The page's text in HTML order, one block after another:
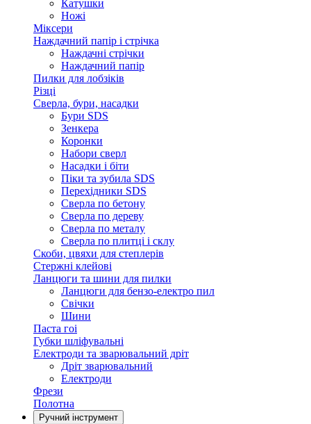
Катушки
Ножі
Міксери
Наждачний папір і стрічка
Наждачні стрічки
Наждачний папір
Пилки для лобзіків
Різці
Сверла, бури, насадки
Бури SDS
Зенкера
Коронки
Набори сверл
Насадки і біти
Піки та зубила SDS
Перехідники SDS
Сверла по бетону
Сверла по дереву
Сверла по металу
Сверла по плитці і склу
Скоби, цвяхи для степлерів
Стержні клейові
Ланцюги та шини для пилки
Ланцюги для бензо-електро пил
Свічки
Шини
Паста гоі
Губки шліфувальні
Електроди та зварювальний дріт
Дріт зварювальний
Електроди
Фрези
Полотна
Ручний інструмент